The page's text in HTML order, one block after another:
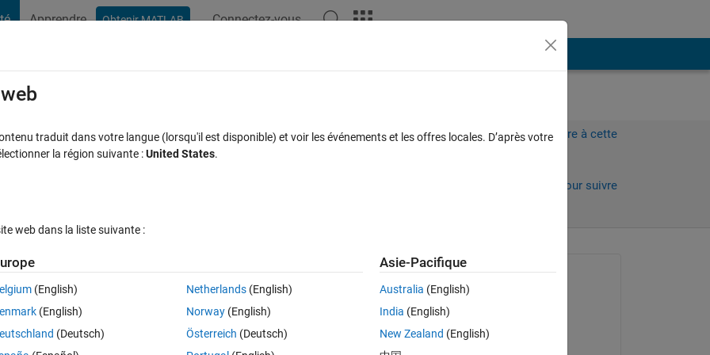
Apprendre Obtenir MATLAB Connectez-vous
output at 2.4GHz?
Connectez-vous pour répondre à cette
Connectez-vous pour suivre
2 MHz to 2.4GHz.
S_Rajashree
le 9 Déc 2021
traduit dans votre langue (lorsqu'il est disponible) et voir les événements et les offres locales. D’après votre
la région suivante :United States.
web dans la liste suivante :
(English)
(English)
(Deutsch)
Netherlands(English)
Norway(English)
Österreich (Deutsch)
Asie-Pacifique
Australia (English)
India (English)
New Zealand (English)